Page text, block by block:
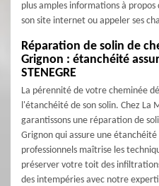
plus amples informations à propos
son site internet ou appeler ses
Réparation de solin de
Grignon : étanchéité
STENEGRE
La pérennité de votre cheminée
l'étanchéité de son solin. Chez La
garantissons une réparation de
Grignon qui assure une
professionnels maîtrise les
préserver votre toit des
des intempéries avec notre